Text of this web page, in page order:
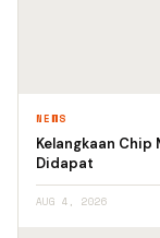
NEWS
Kelangkaan Chip
Didapat
AUG 4, 2026